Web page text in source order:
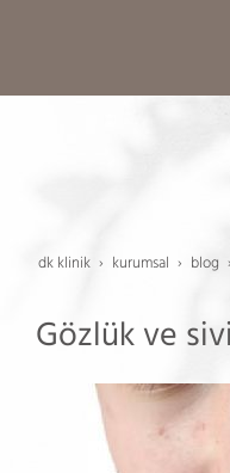
dk klinik kurumsal blog
Gözlük ve